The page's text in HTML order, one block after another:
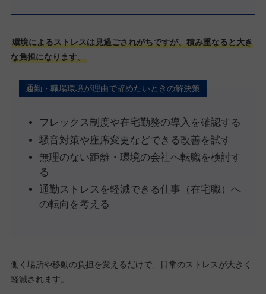
環境によるストレスは見過ごされがちですが、積み重なると大き
な負担になります。
通勤・職場環境が理由で辞めたいときの解決策
フレックス制度や在宅勤務の導入を確認する
騒音対策や座席変更などできる改善を試す
無理のない距離・環境の会社へ転職を検討す
る
通勤ストレスを軽減できる仕事（在宅職）へ
の転向を考える
働く場所や移動の負担を変えるだけで、日常のストレスが大きく
軽減されます。